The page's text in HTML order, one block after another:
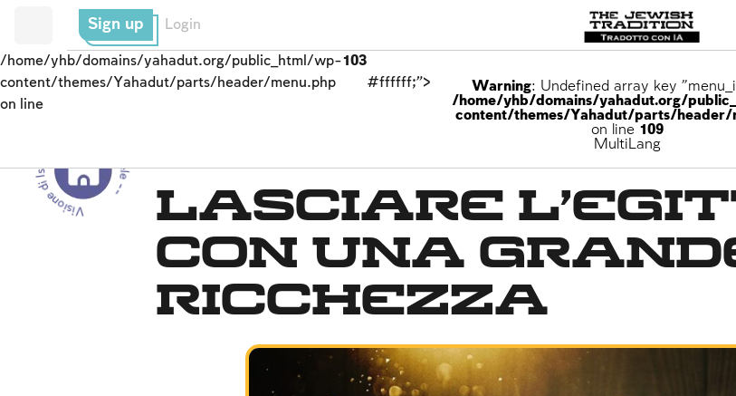
Sign up Login
/home/yhb/domains/yahadut.org/public_html/wp-
content/themes/Yahadut/parts/header/menu.php
on line
103
#ffffff;">
Warning: Undefined array key
/home/yhb/domains/yahadut.org/
content/themes/Yahadut/parts/header/
on line 109
MultiLang
Visione di Israele - Visione di Israele -- Lasciare
con una
ricchezza